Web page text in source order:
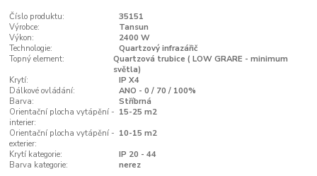
Číslo produktu:
35151
Výrobce:
Tansun
Výkon:
2400 W
Technologie:
Quartzový infrazářič
Topný element:
Quartzová trubice ( LOW GRARE - minimum
světla)
Krytí:
IP X4
Dálkové ovládání:
ANO - 0 / 70 / 100%
Barva:
Stříbrná
Orientační plocha vytápění -
interier:
15-25 m2
Orientační plocha vytápění -
exterier:
10-15 m2
Krytí kategorie:
IP 20 - 44
Barva kategorie:
nerez